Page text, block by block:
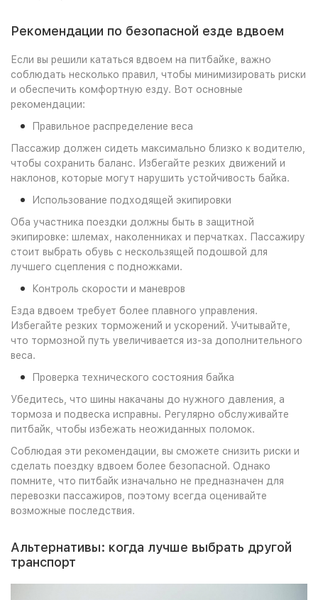
Рекомендации по безопасной езде вдвоем
Если вы решили кататься вдвоем на питбайке, важно
соблюдать несколько правил, чтобы минимизировать риски
и обеспечить комфортную езду. Вот основные
рекомендации:
Правильное распределение веса
Пассажир должен сидеть максимально близко к водителю,
чтобы сохранить баланс. Избегайте резких движений и
наклонов, которые могут нарушить устойчивость байка.
Использование подходящей экипировки
Оба участника поездки должны быть в защитной
экипировке: шлемах, наколенниках и перчатках. Пассажиру
стоит выбрать обувь с нескользящей подошвой для
лучшего сцепления с подножками.
Контроль скорости и маневров
Езда вдвоем требует более плавного управления.
Избегайте резких торможений и ускорений. Учитывайте,
что тормозной путь увеличивается из-за дополнительного
веса.
Проверка технического состояния байка
Убедитесь, что шины накачаны до нужного давления, а
тормоза и подвеска исправны. Регулярно обслуживайте
питбайк, чтобы избежать неожиданных поломок.
Соблюдая эти рекомендации, вы сможете снизить риски и
сделать поездку вдвоем более безопасной. Однако
помните, что питбайк изначально не предназначен для
перевозки пассажиров, поэтому всегда оценивайте
возможные последствия.
Альтернативы: когда лучше выбрать другой
транспорт